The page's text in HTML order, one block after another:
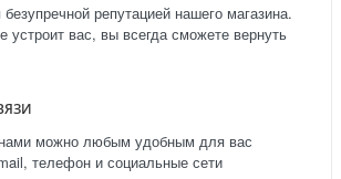
репутацией нашего магазина.
устроит вас, вы всегда сможете вернуть
можно любым удобным для вас
телефон и социальные сети